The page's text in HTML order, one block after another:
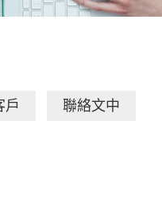
戶 聯絡文中